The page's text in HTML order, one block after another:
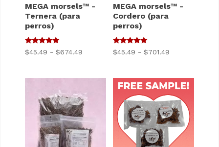
MEGA morsels™ -
Ternera (para
perros)
5
de 5
$45.49 - $674.49
precios:
a
$674.49
MEGA morsels™ -
Cordero (para
perros)
5
de 5
$45.49 - $701.49Gama
precios:
$45.49
a
$701.49